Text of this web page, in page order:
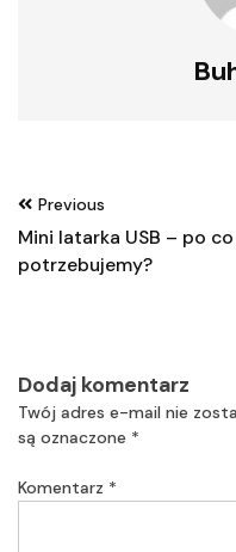
Nawigacja
wpisu
Previous
Mini latarka USB – po
potrzebujemy?
Dodaj komentarz
Twój adres e-mail nie
są oznaczone *
Komentarz *